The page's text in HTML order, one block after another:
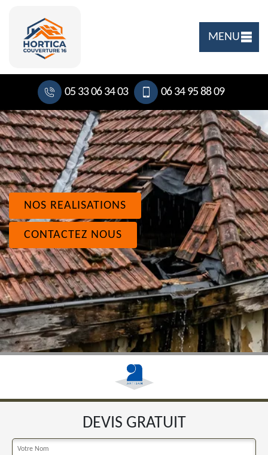
MENU
05 33 06 34 03 06 34 95 88 09
NOS REALISATIONS
CONTACTEZ NOUS
DEVIS GRATUIT